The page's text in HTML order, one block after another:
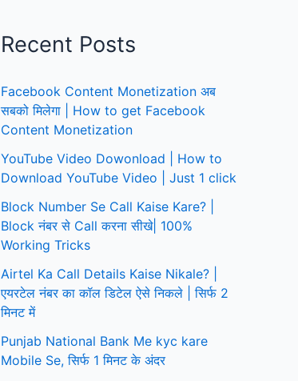
Recent Posts
Facebook Content Monetization अब
सबको मिलेगा | How to get Facebook
Content Monetization
YouTube Video Dowonload | How to
Download YouTube Video | Just 1 click
Block Number Se Call Kaise Kare? |
Block नंबर से Call करना सीखे| 100%
Working Tricks
Airtel Ka Call Details Kaise Nikale? |
एयरटेल नंबर का कॉल डिटेल ऐसे निकले | सिर्फ 2
मिनट में
Punjab National Bank Me kyc kare
Mobile Se, सिर्फ 1 मिनट के अंदर